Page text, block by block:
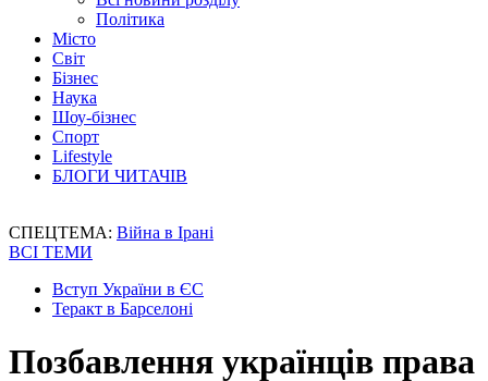
Політика
Місто
Світ
Бізнес
Наука
Шоу-бізнес
Спорт
Lifestyle
БЛОГИ ЧИТАЧІВ
СПЕЦТЕМА: Війна в Ірані
ВСІ ТЕМИ
Вступ України в ЄС
Теракт в Барселоні
Позбавлення українців права